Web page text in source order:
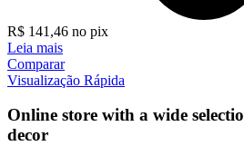
R$ 141,46 no pix
Leia mais
Comparar
Visualização Rápida
Online store with a wide
decor